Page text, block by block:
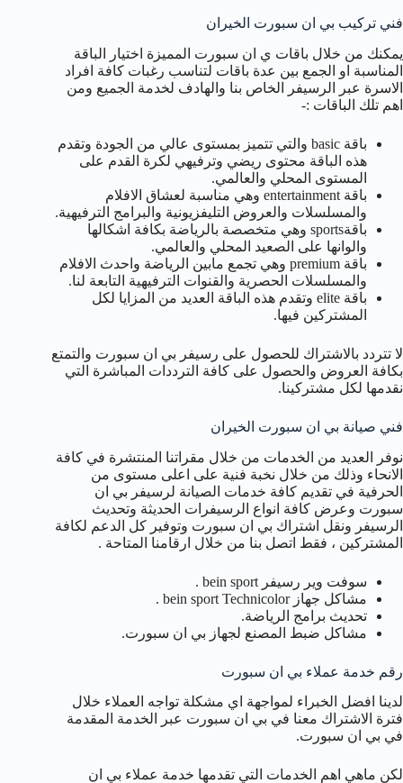
فني تركيب بي ان سبورت الخيران
يمكنك من خلال باقات ي ان سبورت المميزة اختيار الباقة
المناسبة او الجمع بين عدة باقات لتناسب رغبات كافة افراد
الاسرة عبر الرسيفر الخاص بنا والهادف لخدمة الجميع ومن
اهم تلك الباقات :-
باقة basic والتي تتميز بمستوى عالي من الجودة وتقدم
هذه الباقة محتوى ريضي وترفيهي لكرة القدم على
المستوى المحلي والعالمي.
باقة entertainment وهي مناسبة لعشاق الافلام
والمسلسلات والعروض التليفزيونية والبرامج الترفيهية.
باقةsports وهي متخصصة بالرياضة بكافة اشكالها
والوانها على الصعيد المحلي والعالمي.
باقة premium وهي تجمع مابين الرياضة واحدث الافلام
والمسلسلات الحصرية والقنوات الترفيهية التابعة لنا.
باقة elite وتقدم هذه الباقة العديد من المزايا لكل
المشتركين فيها.
لا تتردد بالاشتراك للحصول على رسيفر بي ان سبورت والتمتع
بكافة العروض والحصول على كافة الترددات المباشرة التي
نقدمها لكل مشتركينا.
فني صيانة بي ان سبورت الخيران
نوفر العديد من الخدمات من خلال مقراتنا المنتشرة في كافة
الانحاء وذلك من خلال نخبة فنية على اعلى مستوى من
الحرفية في تقديم كافة خدمات الصيانة لرسيفر بي ان
سبورت وعرض كافة انواع الرسيفرات الحديثة وتحديث
الرسيفر ونقل اشتراك بي ان سبورت وتوفير كل الدعم لكافة
المشتركين ، فقط اتصل بنا من خلال ارقامنا المتاحة .
سوفت وير رسيفر bein sport .
مشاكل جهاز bein sport Technicolor .
تحديث برامج الرياضة.
مشاكل ضبط المصنع لجهاز بي ان سبورت.
رقم خدمة عملاء بي ان سبورت
لدينا افضل الخبراء لمواجهة اي مشكلة تواجه العملاء خلال
فترة الاشتراك معنا في بي ان سبورت عبر الخدمة المقدمة
في بي ان سبورت.
لكن ماهي اهم الخدمات التي تقدمها خدمة عملاء بي ان